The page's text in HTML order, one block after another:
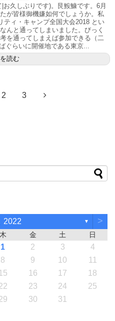
久しぶりです)。艮鮟鱇です。6月
が皆様御機嫌如何でしょうか。私
ティ・キャンプ全国大会2018 とい
んと通ってしまいました。びっく
を通ってしまえば参加できる（二
ぐらいに開催地である東京...
読む
2 3
2022 ▼ >
木 金 土 日
1 2 3
4
8 9 10
11
15 16 17
18
23 24
25
30 31